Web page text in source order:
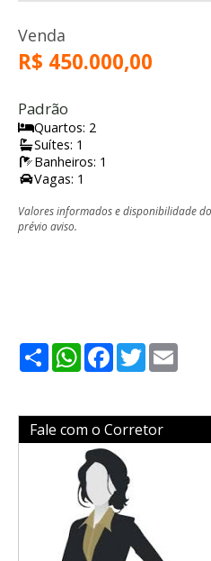
Venda
R$ 450.000,00
Padrão
Quartos: 2
Suítes: 1
Banheiros: 1
Vagas: 1
Valores informados e disponibilidade
prévio aviso.
ShareWhatsApp
Facebook
Twitter
Fale com o Corretor